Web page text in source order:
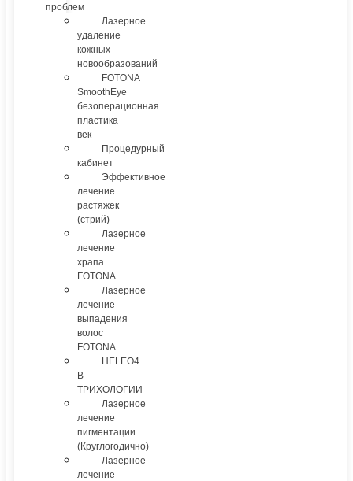
проблем
Лазерное
удаление
кожных
новообразований
FOTONA
SmoothEye
безоперационная
пластика
век
Процедурный
кабинет
Эффективное
лечение
растяжек
(стрий)
Лазерное
лечение
храпа
FOTONA
Лазерное
лечение
выпадения
волос
FOTONA
HELEO4
В
ТРИХОЛОГИИ
Лазерное
лечение
пигментации
(Круглогодично)
Лазерное
лечение